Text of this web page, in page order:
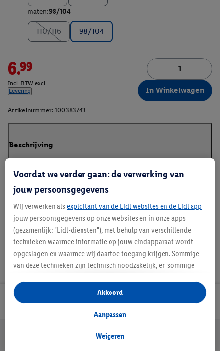
maten:98/104
110/116 98/104
6.99
Incl. BTW excl.
Levering
In Winkelwagen
Artikelnummer: 100383743
Beschrijving
Lidl Nieuwsbrief
Jouw voordelen bij ons als Lidl webshop klant
Voordat we verder gaan: de verwerking van
jouw persoonsgegevens
Wij verwerken als exploitant van de Lidl websites en de Lidl app
jouw persoonsgegevens op onze websites en in onze apps
(gezamenlijk: "Lidl-diensten"), met behulp van verschillende
technieken waarmee informatie op jouw eindapparaat wordt
opgeslagen en waarmee wij daartoe toegang krijgen. Sommige
van deze technieken zijn technisch noodzakelijk, en sommige
opslaan van voorkeursinstellingen, het verzamelen en
analyseren van statistieken of voor het tonen van
gepersonaliseerde reclame binnen en buiten de Lidl-diensten.
gegevens over jouw aankoopgedrag in de winkel ook voor de
Weigeren
Aanpassen
Akkoord